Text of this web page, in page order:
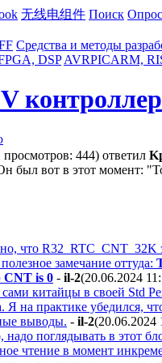
无线电组件 Поиск
Средства и методы
DSP AVRPICARM,
просмотров: 444) ответил
был вот в этот момент:
что R32_RTC_CNT_32K
замечание оттуда:
CNT is 0 - il-2(20.06.2024
китайцы в своей Std
Я на практике убедился,
выводы. - il-2(20.06.2024
надо поглядывать в этот
чтение в момент